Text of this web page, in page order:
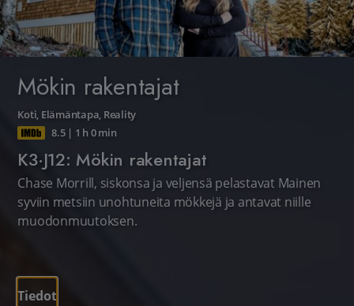
Mökin rakentajat
Koti, Elämäntapa, Reality
8.5| 1 h 0 min
K3·J12: Mökin rakentajat
Chase Morrill, siskonsa ja veljensä pelastavat Mainen
syviin metsiin unohtuneita mökkejä ja antavat niille
muodonmuutoksen.
Tiedot